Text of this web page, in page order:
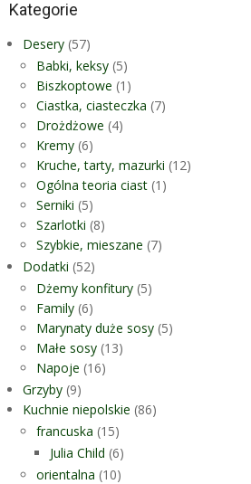
Kategorie
Desery (57)
Babki, keksy (5)
Biszkoptowe (1)
Ciastka, ciasteczka (7)
Drożdżowe (4)
Kremy (6)
Kruche, tarty, mazurki (12)
Ogólna teoria ciast (1)
Serniki (5)
Szarlotki (8)
Szybkie, mieszane (7)
Dodatki (52)
Dżemy konfitury (5)
Family (6)
Marynaty duże sosy (5)
Małe sosy (13)
Napoje (16)
Grzyby (9)
Kuchnie niepolskie (86)
francuska (15)
Julia Child (6)
orientalna (10)